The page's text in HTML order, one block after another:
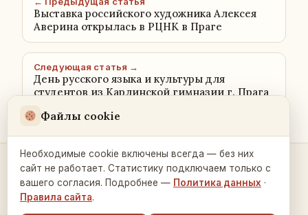
Выставка российского художника Алексея
Аверина открылась в РЦНК в Праге
Следующая статья →
День русского языка и культуры для
студентов из Карлинской гимназии г. Прага
Контакты и связь →
Файлы cookie
Необходимые cookie включены всегда — без них
сайт не работает. Статистику подключаем только с
вашего согласия. Подробнее — Политика данных ·
Правила сайта.